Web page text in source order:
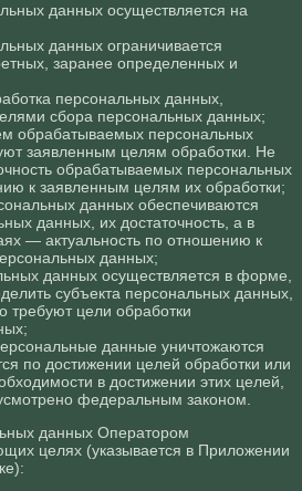
данных осуществляется на
данных ограничивается
заранее определенных и
персональных данных,
сбора персональных данных;
обрабатываемых персональных
заявленным целям обработки. Не
обрабатываемых персональных
к заявленным целям их обработки;
данных обеспечиваются
данных, их достаточность, а в
— актуальность по отношению к
данных;
данных осуществляется в форме,
субъекта персональных данных,
требуют цели обработки
данные уничтожаются
по достижении целей обработки или
в достижении этих целей,
федеральным законом.
данных Оператором
целях (указывается в Приложении